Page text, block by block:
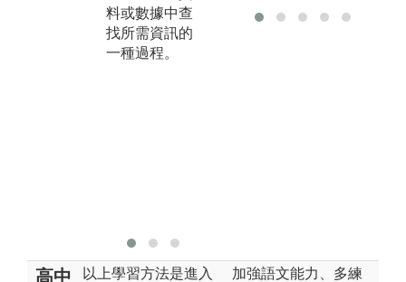
料或數據中查
找所需資訊的
一種過程。
中、定址、以
高中 以上學習方法是進入 加強語文能力、多練